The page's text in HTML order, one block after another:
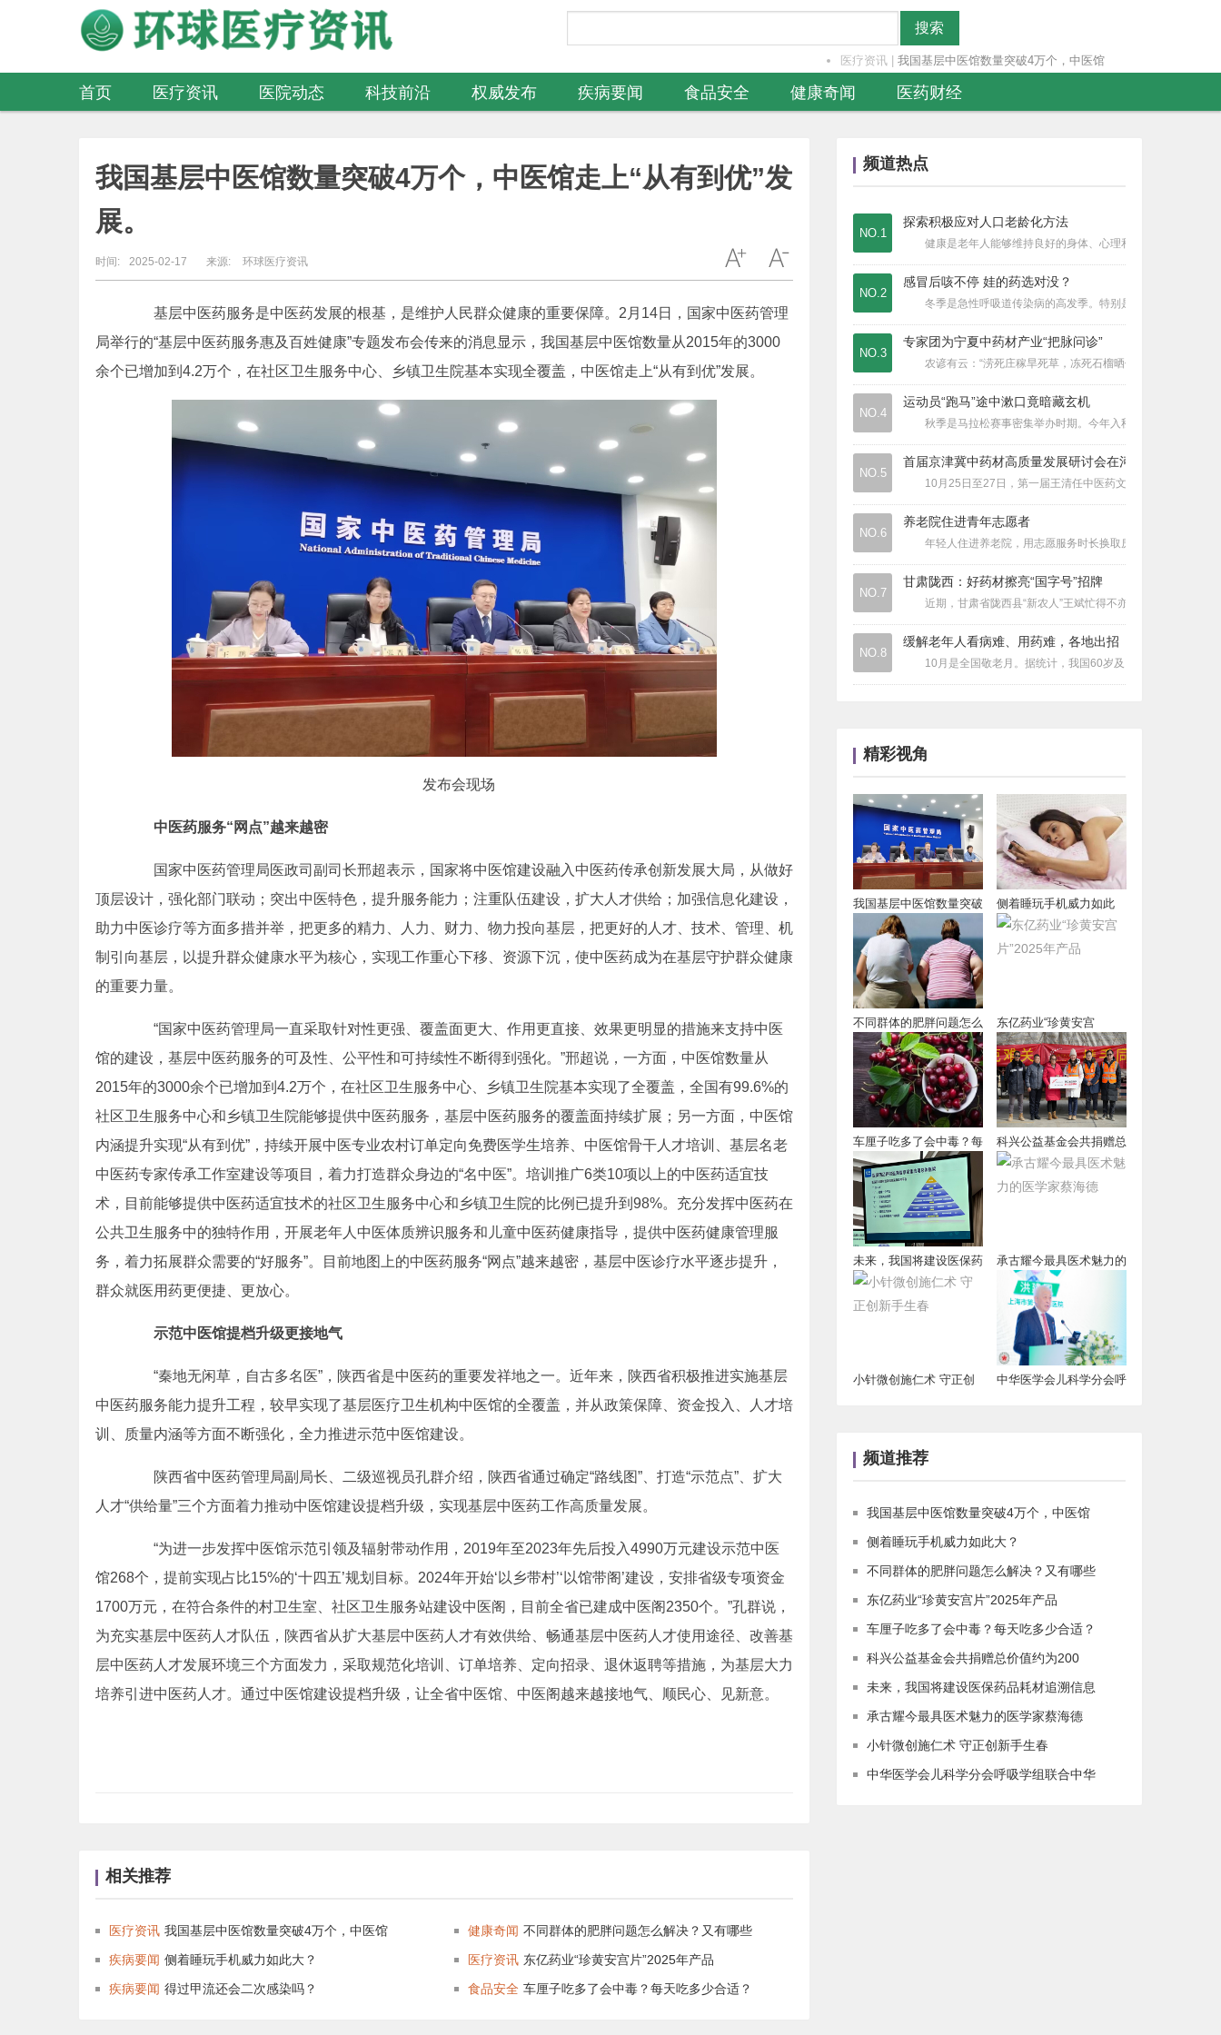
搜索
医疗资讯
我国基层中医馆数量突破4万个，中医馆
健康奇闻
不同群体的肥胖问题怎么解决？又有哪些
疾病要闻|侧着睡玩手机威力如此大？
食品安全|车厘子吃多了会中毒？每天吃多少合适？
医疗资讯
《国学养生六讲》新书发布
医疗资讯|
中华医学会儿科学分会呼吸学组联合中华
医疗资讯|
小针微创施仁术 守正创新手生春
医疗资讯
承古耀今最具医术魅力的医学家蔡海德
罕见病用药进医保体现探索与担当
医疗资讯
|
国家医保局：全国所有省份已将职工医保
医疗资讯|
食品安全
如何理解食品标签里的0糖、0脂、0添
中华中医药学会在山东省潍坊市举行
健康中国“医术与艺术”人文公益展
医疗资讯|赫力昂首届“每日健康生态大会”圆满召
首页 医疗资讯 医院动态 科技前沿 权威发布 疾病要闻 食品安全 健康奇闻 医药财经
我国基层中医馆数量突破4万个，中医馆走上“从有到优”发
展。
时间: 2025-02-17 来源: 环球医疗资讯
基层中医药服务是中医药发展的根基，是维护人民群众健康的重要保障。2月14日，国家中医药管理
局举行的“基层中医药服务惠及百姓健康”专题发布会传来的消息显示，我国基层中医馆数量从2015年的3000
余个已增加到4.2万个，在社区卫生服务中心、乡镇卫生院基本实现全覆盖，中医馆走上“从有到优”发展。
发布会现场
中医药服务“网点”越来越密
国家中医药管理局医政司副司长邢超表示，国家将中医馆建设融入中医药传承创新发展大局，从做好
顶层设计，强化部门联动；突出中医特色，提升服务能力；注重队伍建设，扩大人才供给；加强信息化建设，
助力中医诊疗等方面多措并举，把更多的精力、人力、财力、物力投向基层，把更好的人才、技术、管理、机
制引向基层，以提升群众健康水平为核心，实现工作重心下移、资源下沉，使中医药成为在基层守护群众健康
的重要力量。
“国家中医药管理局一直采取针对性更强、覆盖面更大、作用更直接、效果更明显的措施来支持中医
馆的建设，基层中医药服务的可及性、公平性和可持续性不断得到强化。”邢超说，一方面，中医馆数量从
2015年的3000余个已增加到4.2万个，在社区卫生服务中心、乡镇卫生院基本实现了全覆盖，全国有99.6%的
社区卫生服务中心和乡镇卫生院能够提供中医药服务，基层中医药服务的覆盖面持续扩展；另一方面，中医馆
内涵提升实现“从有到优”，持续开展中医专业农村订单定向免费医学生培养、中医馆骨干人才培训、基层名老
中医药专家传承工作室建设等项目，着力打造群众身边的“名中医”。培训推广6类10项以上的中医药适宜技
术，目前能够提供中医药适宜技术的社区卫生服务中心和乡镇卫生院的比例已提升到98%。充分发挥中医药在
公共卫生服务中的独特作用，开展老年人中医体质辨识服务和儿童中医药健康指导，提供中医药健康管理服
务，着力拓展群众需要的“好服务”。目前地图上的中医药服务“网点”越来越密，基层中医诊疗水平逐步提升，
群众就医用药更便捷、更放心。
示范中医馆提档升级更接地气
“秦地无闲草，自古多名医”，陕西省是中医药的重要发祥地之一。近年来，陕西省积极推进实施基层
中医药服务能力提升工程，较早实现了基层医疗卫生机构中医馆的全覆盖，并从政策保障、资金投入、人才培
训、质量内涵等方面不断强化，全力推进示范中医馆建设。
陕西省中医药管理局副局长、二级巡视员孔群介绍，陕西省通过确定“路线图”、打造“示范点”、扩大
人才“供给量”三个方面着力推动中医馆建设提档升级，实现基层中医药工作高质量发展。
“为进一步发挥中医馆示范引领及辐射带动作用，2019年至2023年先后投入4990万元建设示范中医
馆268个，提前实现占比15%的‘十四五’规划目标。2024年开始‘以乡带村’‘以馆带阁’建设，安排省级专项资金
1700万元，在符合条件的村卫生室、社区卫生服务站建设中医阁，目前全省已建成中医阁2350个。”孔群说，
为充实基层中医药人才队伍，陕西省从扩大基层中医药人才有效供给、畅通基层中医药人才使用途径、改善基
层中医药人才发展环境三个方面发力，采取规范化培训、订单培养、定向招录、退休返聘等措施，为基层大力
培养引进中医药人才。通过中医馆建设提档升级，让全省中医馆、中医阁越来越接地气、顺民心、见新意。
相关推荐
医疗资讯 我国基层中医馆数量突破4万个，中医馆 健康奇闻 不同群体的肥胖问题怎么解决？又有哪些
疾病要闻 侧着睡玩手机威力如此大？ 医疗资讯 东亿药业“珍黄安宫片”2025年产品
疾病要闻 得过甲流还会二次感染吗？ 食品安全 车厘子吃多了会中毒？每天吃多少合适？
频道热点
NO.1
探索积极应对人口老龄化方法
健康是老年人能够维持良好的身体、心理和社会交往状态，是
NO.2
感冒后咳不停 娃的药选对没？
冬季是急性呼吸道传染病的高发季。特别是在流感病毒的侵扰
NO.3
专家团为宁夏中药材产业“把脉问诊”
农谚有云：“涝死庄稼旱死草，冻死石榴晒伤瓜，不会影响
NO.4
运动员“跑马”途中漱口竟暗藏玄机
秋季是马拉松赛事密集举办时期。今年入秋以来，云南省玉
NO.5
首届京津冀中药材高质量发展研讨会在河
10月25日至27日，第一届王清任中医药文化节、第七届全国
NO.6
养老院住进青年志愿者
年轻人住进养老院，用志愿服务时长换取房租减免，有望成为
NO.7
甘肃陇西：好药材擦亮“国字号”招牌
近期，甘肃省陇西县“新农人”王斌忙得不亦乐乎。这两天，他
NO.8
缓解老年人看病难、用药难，各地出招
10月是全国敬老月。据统计，我国60岁及以上老年人慢性病
精彩视角
我国基层中医馆数量突破
4万个，中医馆
侧着睡玩手机威力如此
大？
不同群体的肥胖问题怎么
解决？又有哪些
东亿药业“珍黄安宫
片”2025年产品
车厘子吃多了会中毒？每
天吃多少合适？
科兴公益基金会共捐赠总
价值约为200
未来，我国将建设医保药
品耗材追溯信息
承古耀今最具医术魅力的
医学家蔡海德
小针微创施仁术 守正创
中华医学会儿科学分会呼
频道推荐
我国基层中医馆数量突破4万个，中医馆
侧着睡玩手机威力如此大？
不同群体的肥胖问题怎么解决？又有哪些
东亿药业“珍黄安宫片”2025年产品
车厘子吃多了会中毒？每天吃多少合适？
科兴公益基金会共捐赠总价值约为200
未来，我国将建设医保药品耗材追溯信息
承古耀今最具医术魅力的医学家蔡海德
小针微创施仁术 守正创新手生春
中华医学会儿科学分会呼吸学组联合中华